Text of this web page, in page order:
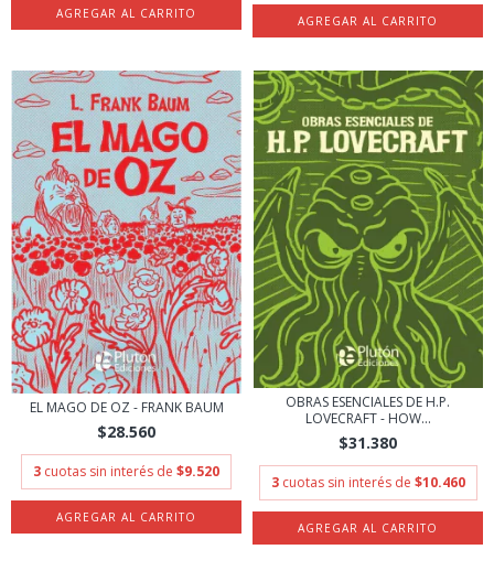
EL MAGO DE OZ - FRANK BAUM
$28.560
3 cuotas sin interés de $9.520
OBRAS ESENCIALES DE H.P.
LOVECRAFT - HOW...
$31.380
3 cuotas sin interés de $10.460